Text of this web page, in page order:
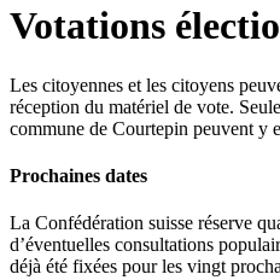
Votations
Les citoyennes et les citoyens
réception du matériel de vote.
commune de Courtepin peuvent y
Prochaines dates
La Confédération suisse réserve
d’éventuelles consultations
déjà été fixées pour les vingt